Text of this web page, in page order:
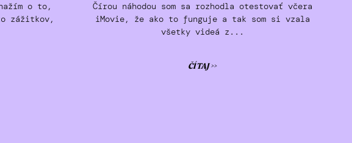
o to,
zážitkov,
Čírou náhodou som sa rozhodla otestovať včera
iMovie, že ako to funguje a tak som si vzala
všetky videá z...
ČÍTAJ >>